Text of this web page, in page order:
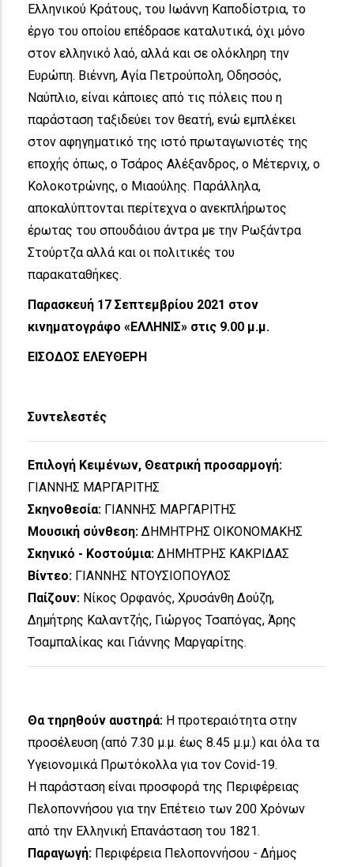
Ελληνικού Κράτους, του Ιωάννη Καποδίστρια, το
έργο του οποίου επέδρασε καταλυτικά, όχι μόνο
στον ελληνικό λαό, αλλά και σε ολόκληρη την
Ευρώπη. Βιέννη, Αγία Πετρούπολη, Οδησσός,
Ναύπλιο, είναι κάποιες από τις πόλεις που η
παράσταση ταξιδεύει τον θεατή, ενώ εμπλέκει
στον αφηγηματικό της ιστό πρωταγωνιστές της
εποχής όπως, ο Τσάρος Αλέξανδρος, ο Μέτερνιχ, ο
Κολοκοτρώνης, ο Μιαούλης. Παράλληλα,
αποκαλύπτονται περίτεχνα ο ανεκπλήρωτος
έρωτας του σπουδάιου άντρα με την Ρωξάντρα
Στούρτζα αλλά και οι πολιτικές του
παρακαταθήκες.
Παρασκευή 17 Σεπτεμβρίου 2021 στον
κινηματογράφο «ΕΛΛΗΝΙΣ» στις 9.00 μ.μ.
ΕΙΣΟΔΟΣ ΕΛΕΥΘΕΡΗ
Συντελεστές
Επιλογή Κειμένων, Θεατρική προσαρμογή:
ΓΙΑΝΝΗΣ ΜΑΡΓΑΡΙΤΗΣ
Σκηνοθεσία: ΓΙΑΝΝΗΣ ΜΑΡΓΑΡΙΤΗΣ
Μουσική σύνθεση: ΔΗΜΗΤΡΗΣ ΟΙΚΟΝΟΜΑΚΗΣ
Σκηνικό - Κοστούμια: ΔΗΜΗΤΡΗΣ ΚΑΚΡΙΔΑΣ
Βίντεο: ΓΙΑΝΝΗΣ ΝΤΟΥΣΙΟΠΟΥΛΟΣ
Παίζουν: Νίκος Ορφανός, Χρυσάνθη Δούζη,
Δημήτρης Καλαντζής, Γιώργος Τσαπόγας, Άρης
Τσαμπαλίκας και Γιάννης Μαργαρίτης.
Θα τηρηθούν αυστηρά: Η προτεραιότητα στην
προσέλευση (από 7.30 μ.μ. έως 8.45 μ.μ.) και όλα τα
Υγειονομικά Πρωτόκολλα για τον Covid-19.
Η παράσταση είναι προσφορά της Περιφέρειας
Πελοποννήσου για την Επέτειο των 200 Χρόνων
από την Ελληνική Επανάσταση του 1821.
Παραγωγή: Περιφέρεια Πελοποννήσου - Δήμος